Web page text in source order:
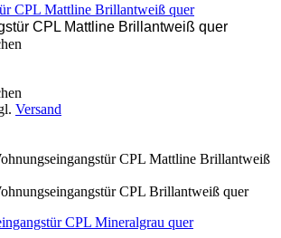
CPL Mattline Brillantweiß quer
CPL Mattline Brillantweiß quer
Versand